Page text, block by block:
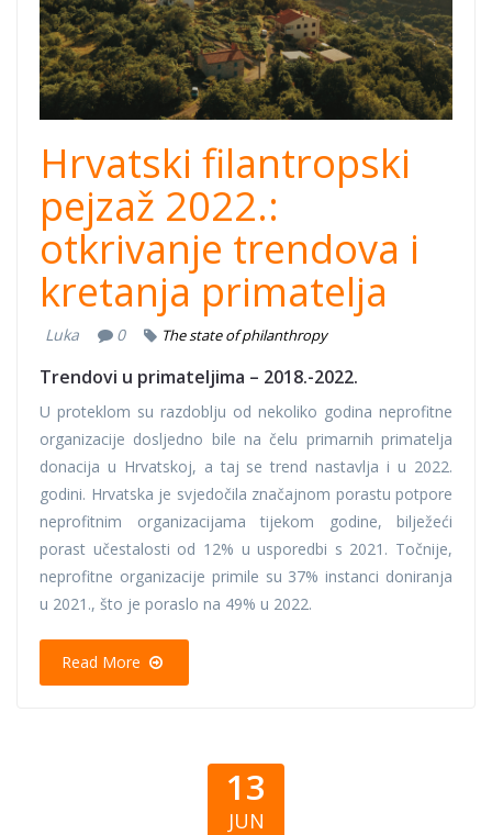
Hrvatski filantropski
pejzaž 2022.:
otkrivanje trendova i
kretanja primatelja
Luka 0 The state of philanthropy
Trendovi u primateljima – 2018.-2022.
U proteklom su razdoblju od nekoliko godina neprofitne
organizacije dosljedno bile na čelu primarnih primatelja
donacija u Hrvatskoj, a taj se trend nastavlja i u 2022.
godini. Hrvatska je svjedočila značajnom porastu potpore
neprofitnim organizacijama tijekom godine, bilježeći
porast učestalosti od 12% u usporedbi s 2021. Točnije,
neprofitne organizacije primile su 37% instanci doniranja
u 2021., što je poraslo na 49% u 2022.
Read More
13
JUN